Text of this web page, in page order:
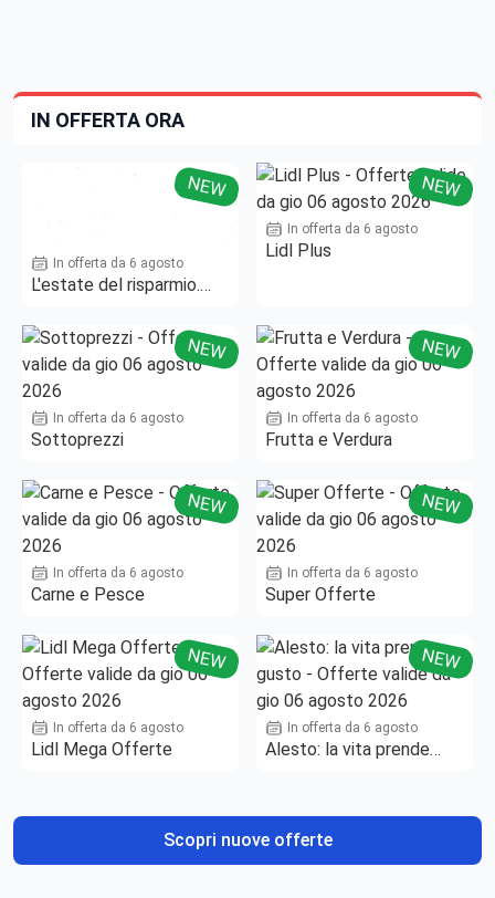
IN OFFERTA ORA
NEW
In offerta da 6 agosto
L'estate del risparmio.
NEW
In offerta da 6 agosto
Lidl Plus
NEW
In offerta da 6 agosto
Sottoprezzi
NEW
In offerta da 6 agosto
Frutta e Verdura
NEW
In offerta da 6 agosto
Carne e Pesce
NEW
In offerta da 6 agosto
Super Offerte
NEW
In offerta da 6 agosto
Lidl Mega Offerte
NEW
In offerta da 6 agosto
Alesto: la vita prende
Scopri nuove offerte